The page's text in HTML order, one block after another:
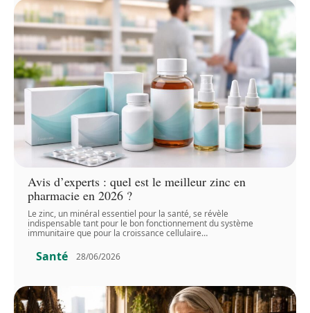
Avis d’experts : quel est le meilleur zinc en
pharmacie en 2026 ?
Le zinc, un minéral essentiel pour la santé, se révèle
indispensable tant pour le bon fonctionnement du système
immunitaire que pour la croissance cellulaire…
Santé 28/06/2026